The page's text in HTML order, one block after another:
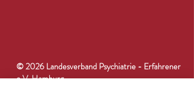
© 2026 Landesverband Psychiatrie - Erfahrener
e.V. Hamburg